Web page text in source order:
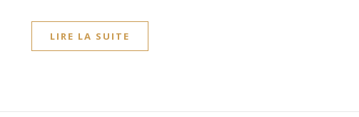
LIRE LA SUITE